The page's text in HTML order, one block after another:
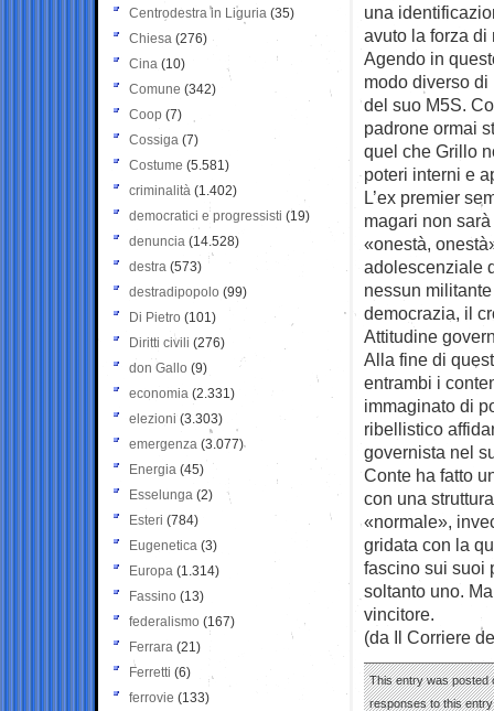
una
avuto la forza di
Agendo in
modo diverso
del suo M5S.
padrone ormai
quel che Grillo
poteri interni e
L’ex premier
magari non
«onestà,
adolescenziale
nessun
democrazia, il
Attitudine
Alla fine di
entrambi i
immaginato di
ribellistico
governista nel
Conte ha fatto
con una
«normale»,
gridata con la
fascino sui suoi
soltanto uno.
vincitore.
(da Il Corriere
This entry was posted
responses to this
Centrodestra in Liguria (35)
Chiesa (276)
Cina (10)
Comune (342)
Coop (7)
Cossiga (7)
Costume (5.581)
criminalità (1.402)
democratici e progressisti (19)
denuncia (14.528)
destra (573)
destradipopolo (99)
Di Pietro (101)
Diritti civili (276)
don Gallo (9)
economia (2.331)
elezioni (3.303)
emergenza (3.077)
Energia (45)
Esselunga (2)
Esteri (784)
Eugenetica (3)
Europa (1.314)
Fassino (13)
federalismo (167)
Ferrara (21)
Ferretti (6)
ferrovie (133)